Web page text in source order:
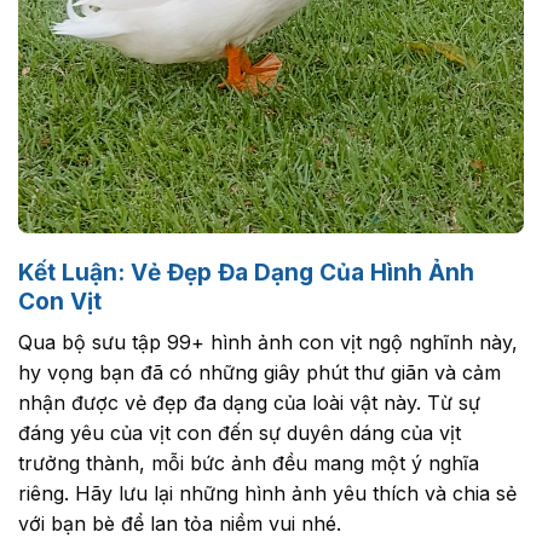
Kết Luận: Vẻ Đẹp Đa Dạng Của Hình Ảnh
Con Vịt
Qua bộ sưu tập 99+ hình ảnh con vịt ngộ nghĩnh này,
hy vọng bạn đã có những giây phút thư giãn và cảm
nhận được vẻ đẹp đa dạng của loài vật này. Từ sự
đáng yêu của vịt con đến sự duyên dáng của vịt
trưởng thành, mỗi bức ảnh đều mang một ý nghĩa
riêng. Hãy lưu lại những hình ảnh yêu thích và chia sẻ
với bạn bè để lan tỏa niềm vui nhé.